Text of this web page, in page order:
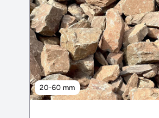
20-60 mm